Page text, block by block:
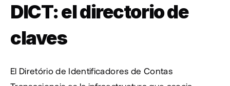
DICT: el directorio de
claves
El Diretório de Identificadores de Contas